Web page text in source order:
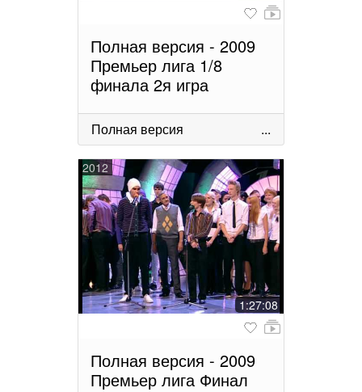
Полная версия - 2009
Премьер лига 1/8
финала 2я игра
Полная версия ...
2012
1:27:08
Полная версия - 2009
Премьер лига Финал